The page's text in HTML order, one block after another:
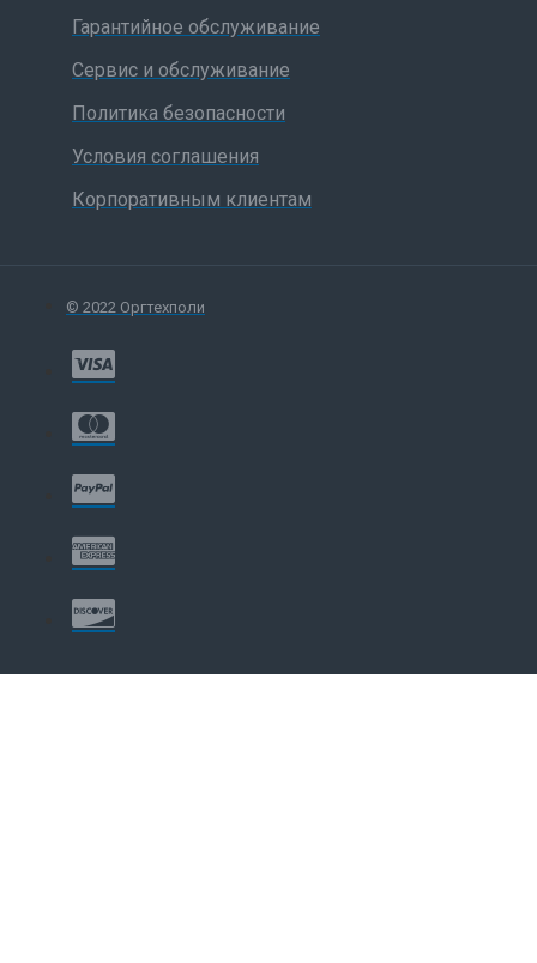
Гарантийное обслуживание
Сервис и обслуживание
Политика безопасности
Условия соглашения
Корпоративным клиентам
© 2022 Оргтехполи